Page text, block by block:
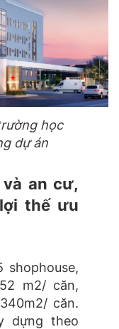
học
dự án
an cư,
thế ưu
shophouse,
m2/ căn,
căn.
dựng theo